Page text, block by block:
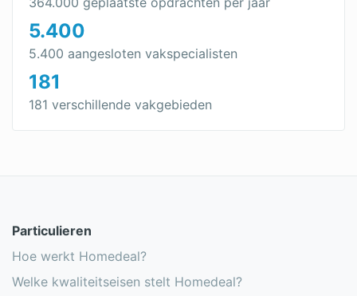
5.400
5.400 aangesloten vakspecialisten
181
181 verschillende vakgebieden
Particulieren
Hoe werkt Homedeal?
Welke kwaliteitseisen stelt Homedeal?